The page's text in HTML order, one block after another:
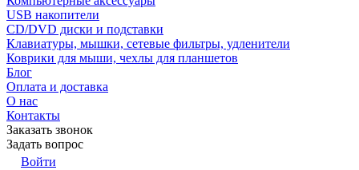
USB накопители
CD/DVD диски и подставки
Клавиатуры, мышки, сетевые фильтры, удленители
Коврики для мыши, чехлы для планшетов
Блог
Оплата и доставка
О нас
Контакты
Заказать звонок
Задать вопрос
Войти